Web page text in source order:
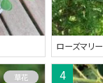
ローズマリー
草花